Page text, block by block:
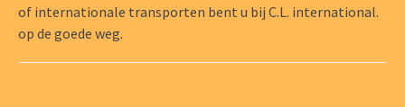
of internationale transporten bent u bij C.L. international.
op de goede weg.